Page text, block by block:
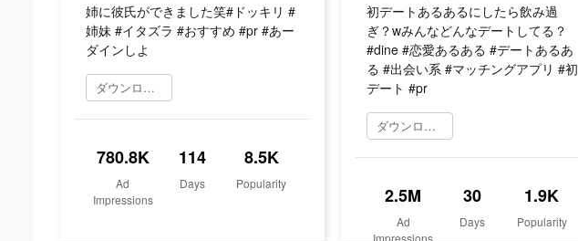
姉に彼氏ができました笑#ドッキリ #
姉妹 #イタズラ #おすすめ #pr #あー
ダインしよ
ダウンロード
780.8K
Ad
Impressions
114
Days
8.5K
Popularity
初デートあるあるにしたら飲み過
ぎ？wみんなどんなデートしてる？
#dine #恋愛あるある #デートあるあ
る #出会い系 #マッチングアプリ #初
デート #pr
ダウンロード
2.5M
Ad
Impressions
30
Days
1.9K
Popularity